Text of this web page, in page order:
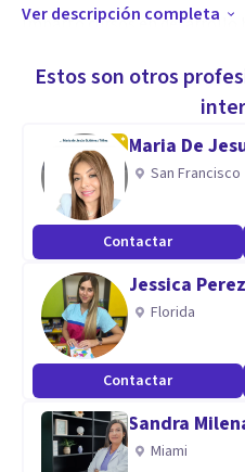
Imparto cursos en desarrollo
codependencia.
Ver descripción completa
Estos son otros
Maria De
San Francisco
Contactar
Jessica
Florida
Contactar
Sandra
Miami